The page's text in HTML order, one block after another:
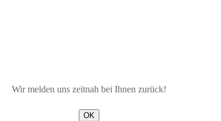
Wir melden uns zeitnah bei Ihnen zurück!
OK